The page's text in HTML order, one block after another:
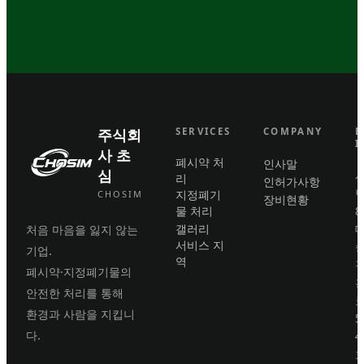
주식회
사 초
심
CHOSIM
처음 마음을 잃지 않는
기업.
폐시약·지정폐기물의
안전한 처리를 통해
환경과 사람을 지킵니
다.
SERVICES
폐시약 처
리
지정폐기
물 처리
갤러리
서비스 지
역
COMPANY
인사말
인허가사항
장비현황